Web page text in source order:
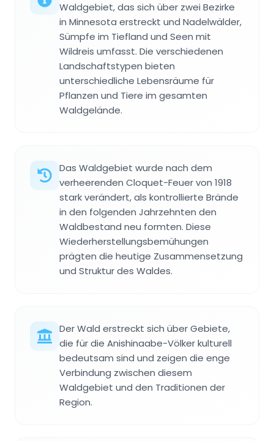
Waldgebiet, das sich über zwei Bezirke
in Minnesota erstreckt und Nadelwälder,
Sümpfe im Tiefland und Seen mit
Wildreis umfasst. Die verschiedenen
Landschaftstypen bieten
unterschiedliche Lebensräume für
Pflanzen und Tiere im gesamten
Waldgelände.
Das Waldgebiet wurde nach dem
verheerenden Cloquet-Feuer von 1918
stark verändert, als kontrollierte Brände
in den folgenden Jahrzehnten den
Waldbestand neu formten. Diese
Wiederherstellungsbemühungen
prägten die heutige Zusammensetzung
und Struktur des Waldes.
Der Wald erstreckt sich über Gebiete,
die für die Anishinaabe-Völker kulturell
bedeutsam sind und zeigen die enge
Verbindung zwischen diesem
Waldgebiet und den Traditionen der
Region.